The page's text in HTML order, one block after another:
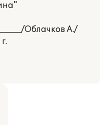
Облачков А./